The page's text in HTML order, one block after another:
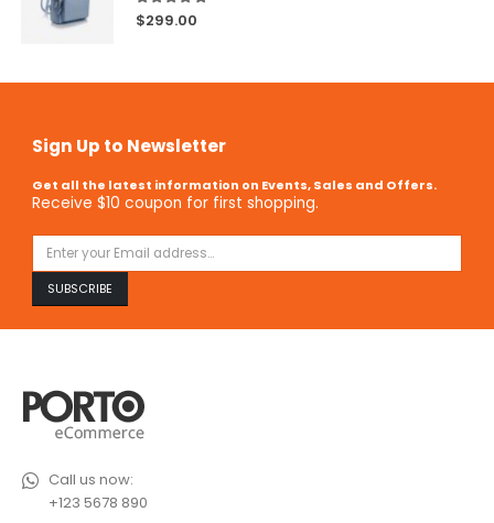
5.00out of 5
$299.00
Sign Up to Newsletter
Get all the latest information on Events, Sales and Offers.
Receive $10 coupon for first shopping.
Call us now:
+123 5678 890